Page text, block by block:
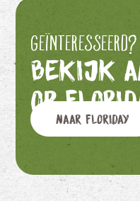
Geïnteresseerd?
Bekijk
op
Naar Floriday